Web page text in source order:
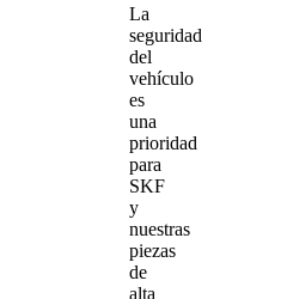
La
seguridad
del
vehículo
es
una
prioridad
para
SKF
y
nuestras
piezas
de
alta